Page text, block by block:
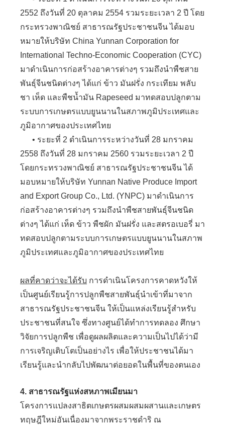
2552 ถึงวันที่ 20 ตุลาคม 2554 รวมระยะเวลา 2 ปี โดย
กระทรวงพาณิชย์ สาธารณรัฐประชาชนจีน ได้มอบ
หมายให้บริษัท China Yunnan Corporation for
International Techno-Economic Cooperation (CYC)
มาดำเนินการก่อสร้างอาคารต่างๆ รวมถึงนำพืชสาย
พันธุ์จีนชนิดต่างๆ ได้แก่ ข้าว มันฝรั่ง กระเทียม พลับ
ชา เห็ด และพืชน้ำมัน Rapeseed มาทดสอบปลูกตาม
ระบบการเกษตรแบบยูนนานในสภาพภูมิประเทศและ
ภูมิอากาศของประเทศไทย
• ระยะที่ 2 ดำเนินการระหว่างวันที่ 28 มกราคม
2558 ถึงวันที่ 28 มกราคม 2560 รวมระยะเวลา 2 ปี
โดยกระทรวงพาณิชย์ สาธารณรัฐประชาชนจีน ได้
มอบหมายให้บริษัท Yunnan Native Produce Import
and Export Group Co., Ltd. (YNPC) มาดำเนินการ
ก่อสร้างอาคารต่างๆ รวมถึงนำพืชสายพันธุ์จีนชนิด
ต่างๆ ได้แก่ เห็ด ข้าว พืชผัก มันฝรั่ง และสตรอเบอรี่ มา
ทดสอบปลูกตามระบบการเกษตรแบบยูนนานในสภาพ
ภูมิประเทศและภูมิอากาศของประเทศไทย
ผลที่คาดว่าจะได้รับ การดำเนินโครงการคาดหวังให้
เป็นศูนย์เรียนรู้การปลูกพืชสายพันธุ์นำเข้าที่มาจาก
สาธารณรัฐประชาชนจีน ให้เป็นแหล่งเรียนรู้สำหรับ
ประชาชนที่สนใจ ซึ่งทางศูนย์ได้ทำการทดลอง ศึกษา
วิจัยการปลูกพืช เพื่อดูผลผลิตและความเป็นไปได้ว่ามี
การเจริญเติบโตเป็นอย่างไร เพื่อให้ประชาชนได้มา
เรียนรู้และนำกลับไปพัฒนาต่อยอดในพื้นที่ของตนเอง
4. สาธารณรัฐแห่งสหภาพเมียนมา
โครงการแปลงสาธิตเกษตรผสมผสมผสานและเกษตร
ทฤษฎีใหม่อันเนื่องมาจากพระราชดำริ ณ